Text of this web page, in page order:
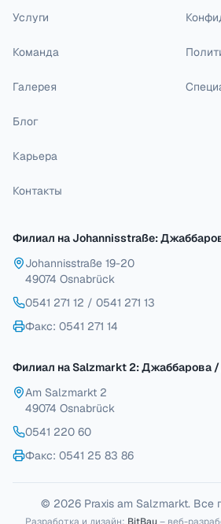
Услуги
Команда
Галерея
Блог
Карьера
Контакты
Филиал на Johannisstraße:
Johannisstraße 19-20
49074 Osnabrück
0541 271 12 / 0541 271 13
Факс: 0541 271 14
Филиал на Salzmarkt 2: Джаббарова
Am Salzmarkt 2
49074 Osnabrück
0541 220 60
Факс: 0541 25 83 86
© 2026 Praxis am Salzmarkt. Все